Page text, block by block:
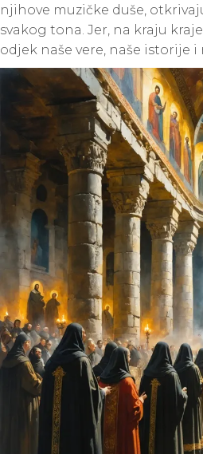
njihove muzičke duše,
svakog tona. Jer, na kraju
odjek naše vere, naše istorije